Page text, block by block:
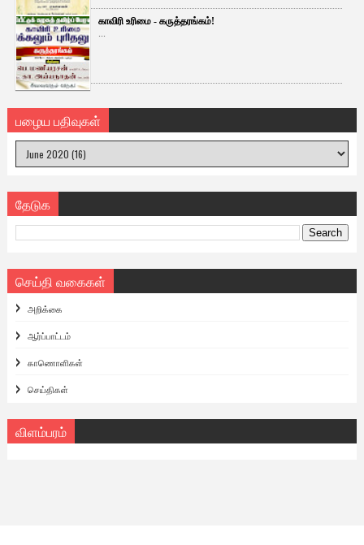
காவிரி உரிமை - கருத்தரங்கம்!
...
பழைய பதிவுகள்
தேடுக
செய்தி வகைகள்
அறிக்கை
ஆர்ப்பாட்டம்
காணொளிகள்
செய்திகள்
விளம்பரம்